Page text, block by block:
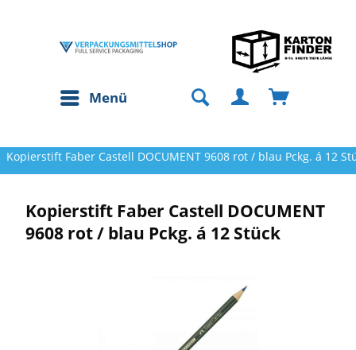
Menü
Kopierstift Faber Castell DOCUMENT 9608 rot / blau Pckg. á 12
Kopierstift Faber Castell DOCUMENT
9608 rot / blau Pckg. á 12 Stück